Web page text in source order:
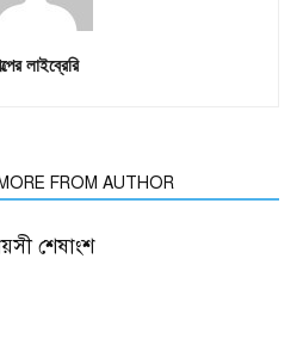
লাইব্রেরি
MORE FROM AUTHOR
শেষাংশ